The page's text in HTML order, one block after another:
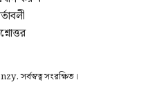
সর্বস্বত্ব সংরক্ষিত।